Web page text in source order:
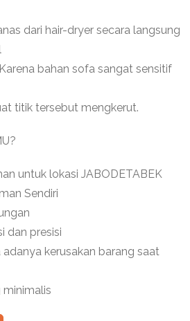
dari hair-dryer secara langsung
bahan sofa sangat sensitif
titik tersebut mengkerut.
untuk lokasi JABODETABEK
Sendiri
dan presisi
adanya kerusakan barang saat
minimalis